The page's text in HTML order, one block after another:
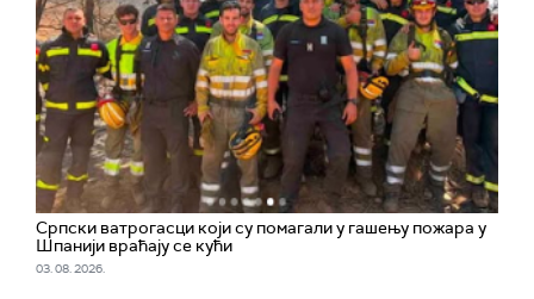
Српски ватрогасци који су помагали у гашењу пожара у
Шпанији враћају се кући
03. 08. 2026.